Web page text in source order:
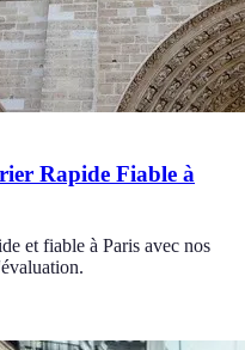
Rapide Fiable à
et fiable à Paris avec nos